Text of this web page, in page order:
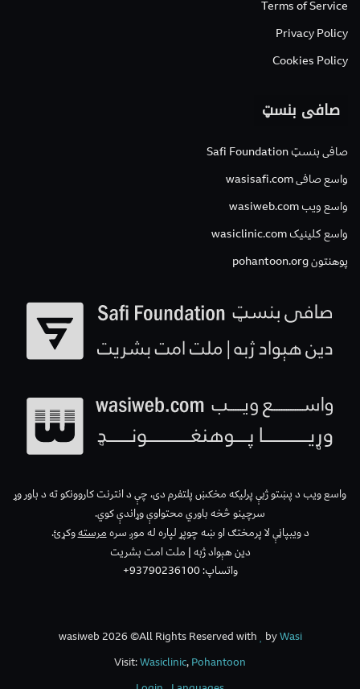
Terms of Service
Privacy Policy
Cookies Policy
صافی بنسټ
صافی بنسټ Safi Foundation
واسع صافی wasisafi.com
واسع ویب wasiweb.com
واسع کلینیک wasiclinic.com
پوهنتون pohantoon.org
واسع ویب د پښتو ژبې پرلیکه مخکښ پلتفرم دی، چې د انترنت کاروونکو ته د باور وړ
سرچینو څخه باوري محتواوې وړاندې کوي.
د ویبپاڼې لا پرمختګ او ښه چوپړ لپاره له موږ سرهمرستهوکړئ.
دین هېواد ژبه | ملت امت بشریت
واتساپ: 93790236100+
wasiweb 2026 ©All Rights Reserved with byWasi
Visit:Wasiclinic,Pohantoon